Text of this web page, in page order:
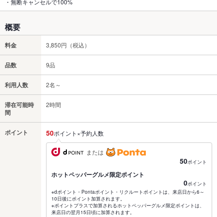
・無断キャンセルで100%
概要
料金 3,850円（税込）
品数 9品
利用人数 2名～
滞在可能時
間
2時間
ポイント 50ポイント×予約人数
または
50ポイント
ホットペッパーグルメ限定ポイント
0ポイント
※dポイント・Pontaポイント・リクルートポイントは、来店日から6～
10日後にポイント加算されます。
※ポイントプラスで加算されるホットペッパーグルメ限定ポイントは、
来店日の翌月15日頃に加算されます。